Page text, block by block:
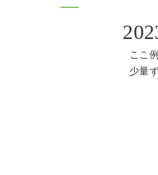
2023年
ここ例年通り天
少量ずつの原料